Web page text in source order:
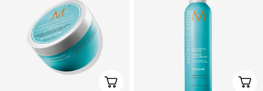
Choisissez Les Options